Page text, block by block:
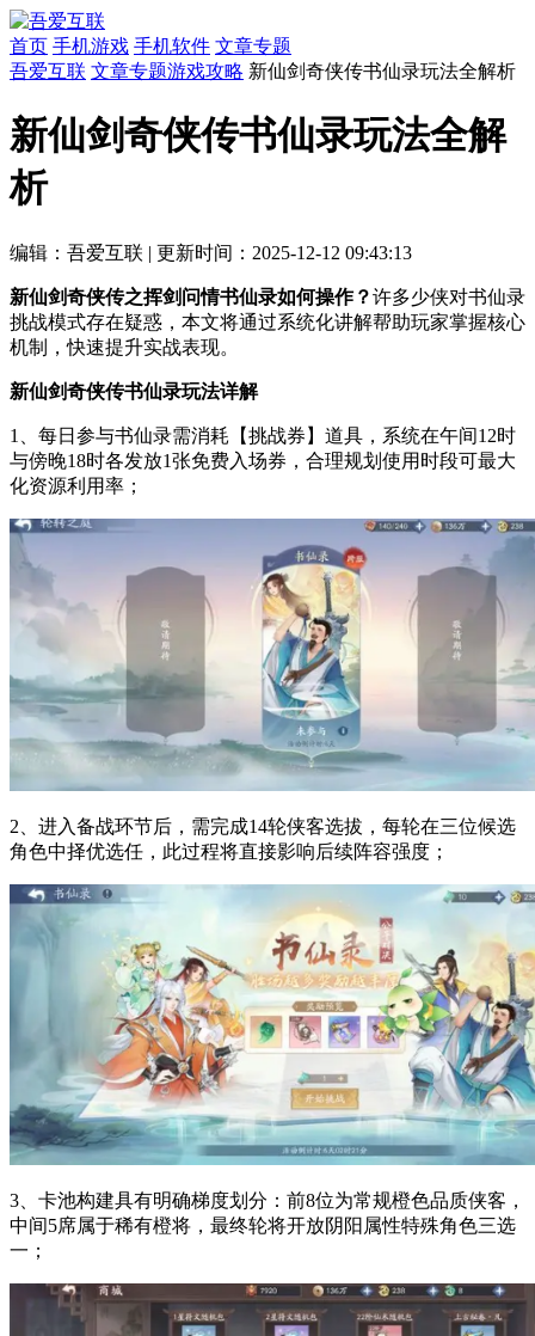
首页 手机游戏 手机软件 文章专题
吾爱互联 文章专题游戏攻略 新仙剑奇侠传书仙录玩法全解析
新仙剑奇侠传书仙录玩法全解
析
编辑：吾爱互联 | 更新时间：2025-12-12 09:43:13
新仙剑奇侠传之挥剑问情书仙录如何操作？许多少侠对书仙录
挑战模式存在疑惑，本文将通过系统化讲解帮助玩家掌握核心
机制，快速提升实战表现。
新仙剑奇侠传书仙录玩法详解
1、每日参与书仙录需消耗【挑战券】道具，系统在午间12时
与傍晚18时各发放1张免费入场券，合理规划使用时段可最大
化资源利用率；
2、进入备战环节后，需完成14轮侠客选拔，每轮在三位候选
角色中择优选任，此过程将直接影响后续阵容强度；
3、卡池构建具有明确梯度划分：前8位为常规橙色品质侠客，
中间5席属于稀有橙将，最终轮将开放阴阳属性特殊角色三选
一；